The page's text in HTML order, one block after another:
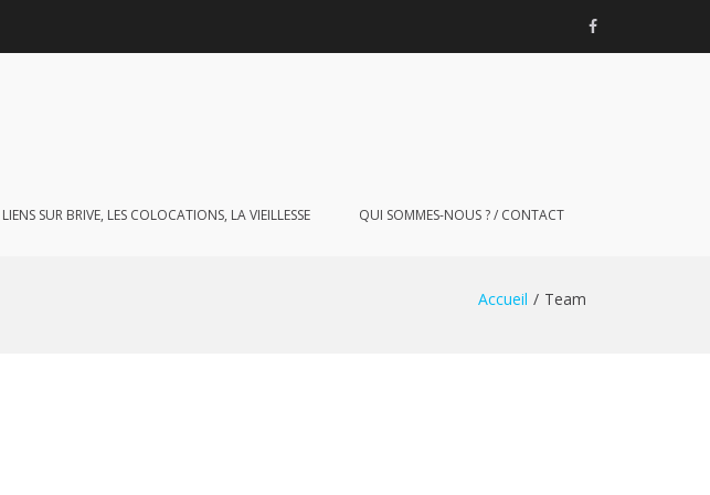
Facebook
LIENS SUR BRIVE, LES COLOCATIONS, LA VIEILLESSE QUI SOMMES-NOUS ? / CONTACT
Accueil Team